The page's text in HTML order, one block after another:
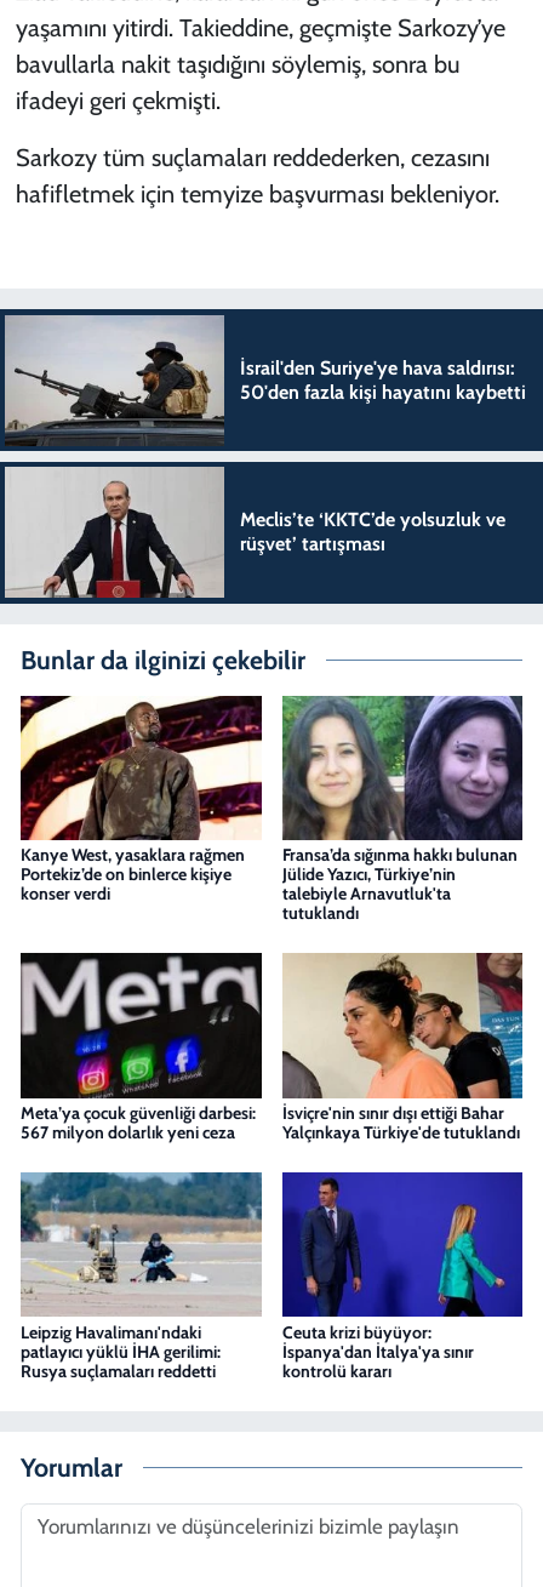
yaşamını yitirdi. Takieddine, geçmişte Sarkozy’ye
bavullarla nakit taşıdığını söylemiş, sonra bu
ifadeyi geri çekmişti.
Sarkozy tüm suçlamaları reddederken, cezasını
hafifletmek için temyize başvurması bekleniyor.
İsrail'den Suriye'ye hava saldırısı:
50'den fazla kişi hayatını kaybetti
Meclis’te ‘KKTC’de yolsuzluk ve
rüşvet’ tartışması
Bunlar da ilginizi çekebilir
Kanye West, yasaklara rağmen
Portekiz’de on binlerce kişiye
konser verdi
Fransa’da sığınma hakkı bulunan
Jülide Yazıcı, Türkiye’nin
talebiyle Arnavutluk'ta
tutuklandı
Meta’ya çocuk güvenliği darbesi:
567 milyon dolarlık yeni ceza
İsviçre'nin sınır dışı ettiği Bahar
Yalçınkaya Türkiye'de tutuklandı
Leipzig Havalimanı'ndaki
patlayıcı yüklü İHA gerilimi:
Rusya suçlamaları reddetti
Ceuta krizi büyüyor:
İspanya'dan İtalya'ya sınır
kontrolü kararı
Yorumlar